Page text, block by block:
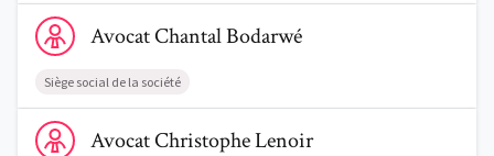
Voir le profil de AvocatChantal Bodarwé
AvocatChantalBodarwé
Siège social de la société
Voir le profil de AvocatChristophe Lenoir
AvocatChristopheLenoir